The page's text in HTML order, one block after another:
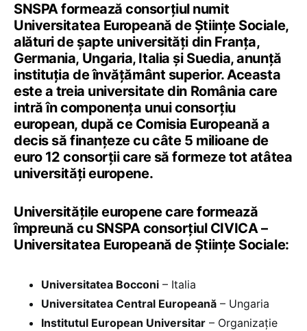
SNSPA formează consorțiul numit
Universitatea Europeană de Științe Sociale,
alături de șapte universități din Franța,
Germania, Ungaria, Italia și Suedia, anunță
instituția de învățământ superior. Aceasta
este a treia universitate din România care
intră în componența unui consorțiu
european, după ce Comisia Europeană a
decis să finanțeze cu câte 5 milioane de
euro 12 consorții care să formeze tot atâtea
universități europene.
Universitățile europene care formează
împreună cu SNSPA consorțiul CIVICA –
Universitatea Europeană de Științe Sociale:
Universitatea Bocconi – Italia
Universitatea Central Europeană – Ungaria
Institutul European Universitar – Organizație